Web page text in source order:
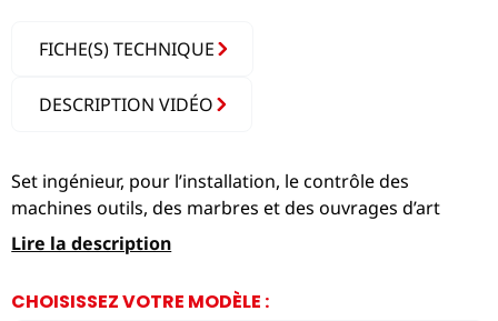
FICHE(S) TECHNIQUE
DESCRIPTION VIDÉO
Set ingénieur, pour l’installation, le contrôle des
machines outils, des marbres et des ouvrages d’art
Lire la description
CHOISISSEZ VOTRE MODÈLE :